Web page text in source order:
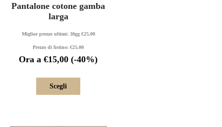
Pantalone cotone gamba
larga
Miglior prezzo ultimi: 30gg €25,00
Prezzo di listino:€25,00
Ora a €15,00 (-40%)
Scegli